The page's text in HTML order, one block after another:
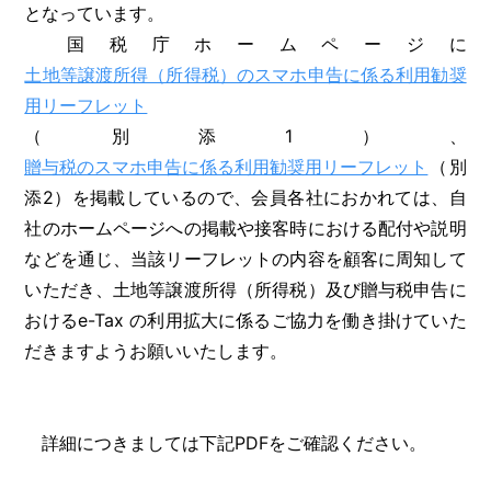
となっています。
国税庁ホームページに
土地等譲渡所得（所得税）のスマホ申告に係る利用勧奨
用リーフレット
（別添1）、
贈与税のスマホ申告に係る利用勧奨用リーフレット
（別
添2）を掲載しているので、会員各社におかれては、自
社のホームページへの掲載や接客時における配付や説明
などを通じ、当該リーフレットの内容を顧客に周知して
いただき、土地等譲渡所得（所得税）及び贈与税申告に
おけるe-Tax の利用拡大に係るご協力を働き掛けていた
だきますようお願いいたします。
詳細につきましては下記PDFをご確認ください。